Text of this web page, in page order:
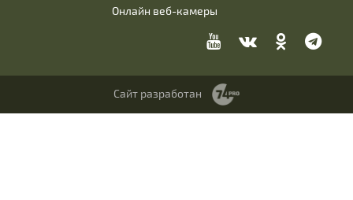
Онлайн веб-камеры
Сайт разработан